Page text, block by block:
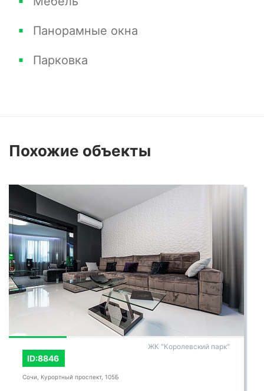
Панорамные окна
Парковка
Похожие объекты
ID:8846
ЖК "Королевский парк"
Сочи, Курортный проспект, 105Б